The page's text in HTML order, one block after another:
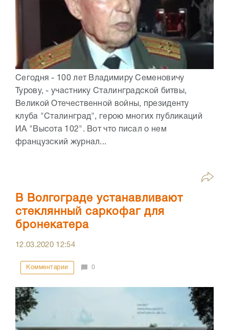
Сегодня - 100 лет Владимиру Семеновичу
Турову, - участнику Сталинградской битвы,
Великой Отечественной войны, президенту
клуба "Сталинград", герою многих публикаций
ИА "Высота 102". Вот что писал о нем
французский журнал...
В Волгограде устанавливают
стеклянный саркофаг для
бронекатера
12.03.2020 12:54
Комментарии 0